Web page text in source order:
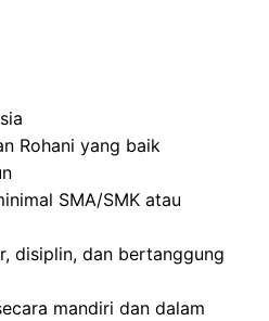
Rohani yang baik
SMA/SMK atau
disiplin, dan bertanggung
mandiri dan dalam